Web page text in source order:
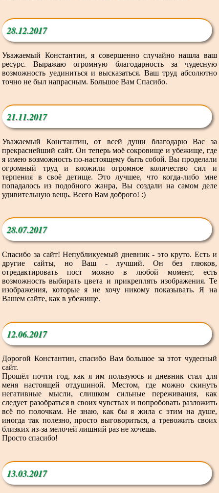
28.12.2017
Уважаемый Константин, я совершенно случайно нашла ваш
ресурс. Выражаю огромную благодарность за чудесную
возможность уединиться и высказаться. Ваш труд абсолютно
точно не был напрасным. Большое Вам Спасибо.
21.11.2017
Уважаемый Константин, от всей души благодарю Вас за
прекраснейший сайт. Он теперь моё сокровище и убежище, где
я имею возможность по-настоящему быть собой. Вы проделали
огромный труд и вложили огромное количество сил и
терпения в своё детище. Это лучшее, что когда-либо мне
попадалось из подобного жанра, Вы создали на самом деле
удивительную вещь. Всего Вам доброго! :)
28.07.2017
Спасибо за сайт! Непубликуемый дневник - это круто. Есть и
другие сайты, но Ваш - лучший. Он без глюков,
отредактировать пост можно в любой момент, есть
возможность выбирать цвета и прикреплять изображения. Те
изображения, которые я не хочу никому показывать. Я на
Вашем сайте, как в убежище.
12.06.2017
Дорогой Константин, спасибо Вам большое за этот чудесный
сайт.
Прошёл почти год, как я им пользуюсь и дневник стал для
меня настоящей отдушиной. Местом, где можно скинуть
негативные мысли, слишком сильные переживания, как
следует разобраться в своих чувствах и попробовать разложить
всё по полочкам. Не знаю, как бы я жила с этим на душе,
иногда так полезно, просто выговориться, а тревожить своих
близких из-за мелочей лишний раз не хочешь.
Просто спасибо!
13.03.2017